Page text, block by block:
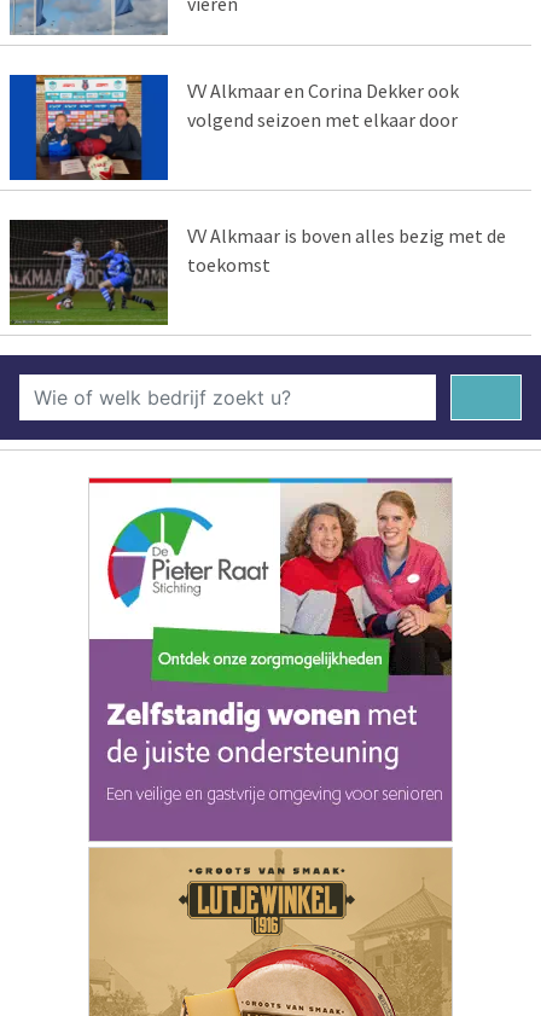
VV Alkmaar en Corina Dekker ook
volgend seizoen met elkaar door
VV Alkmaar is boven alles bezig met de
toekomst